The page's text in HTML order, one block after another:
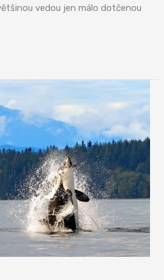
vedou jen málo dotčenou